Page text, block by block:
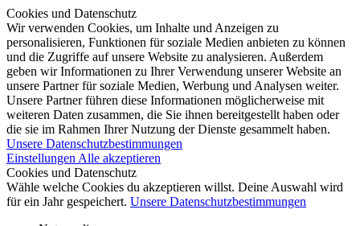
Cookies und Datenschutz
Wir verwenden Cookies, um Inhalte und Anzeigen zu
personalisieren, Funktionen für soziale Medien anbieten zu können
und die Zugriffe auf unsere Website zu analysieren. Außerdem
geben wir Informationen zu Ihrer Verwendung unserer Website an
unsere Partner für soziale Medien, Werbung und Analysen weiter.
Unsere Partner führen diese Informationen möglicherweise mit
weiteren Daten zusammen, die Sie ihnen bereitgestellt haben oder
die sie im Rahmen Ihrer Nutzung der Dienste gesammelt haben.
Unsere Datenschutzbestimmungen
Einstellungen Alle akzeptieren
Cookies und Datenschutz
Wähle welche Cookies du akzeptieren willst. Deine Auswahl wird
für ein Jahr gespeichert. Unsere Datenschutzbestimmungen